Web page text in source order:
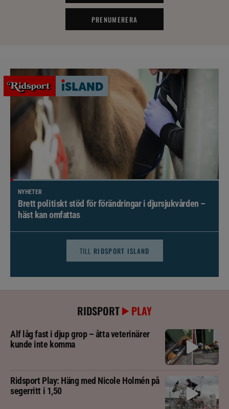
PRENUMERERA
NYHETER
Brett politiskt stöd för förändringar i djursjukvården –
häst kan omfattas
TILL RIDSPORT ISLAND
RIDSPORT PLAY
Alf låg fast i djup grop – åtta veterinärer
kunde inte komma
Ridsport Play: Häng med Nicole Holmén på
segerritt i 1,50